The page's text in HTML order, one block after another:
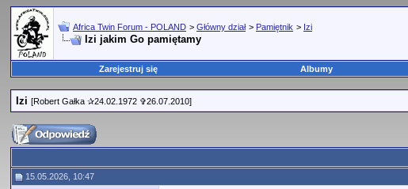
Africa Twin Forum - POLAND > Główny dział > Pamiętnik > Izi
Izi jakim Go pamiętamy
Zarejestruj się Albumy
Izi [Robert Gałka ✰24.02.1972 ✞26.07.2010]
15.05.2026, 10:47